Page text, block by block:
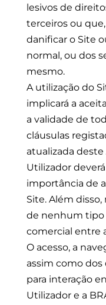
lesivos de
terceiros ou
danificar o Site
normal, ou dos
mesmo.
A utilização do
implicará a
a validade de
cláusulas
atualizada deste
Utilizador
importância de
Site. Além
de nenhum tipo
comercial entre
O acesso, a
assim como dos
para interação
Utilizador e a